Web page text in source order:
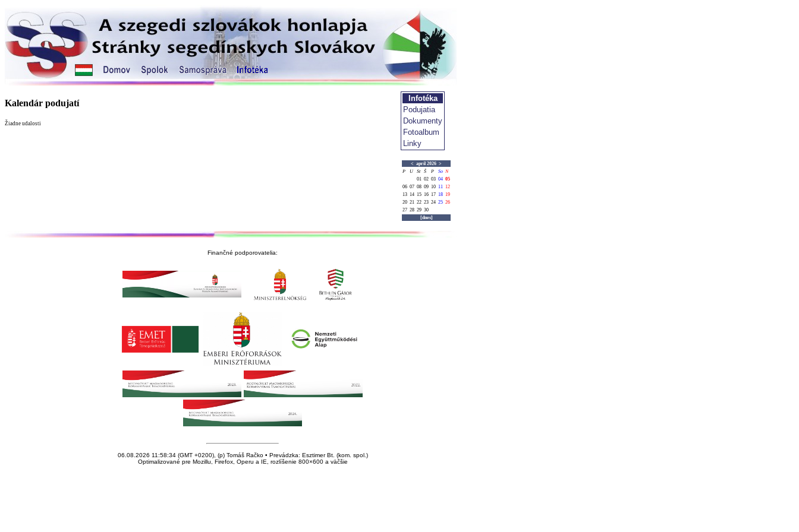
Kalendár podujatí
Žiadne udalosti
Infotéka
Podujatia
Dokumenty
Fotoalbum
Linky
< apríl 2026 >
P
U St Š P So N
01 02 03 04 05
06 07 08 09 10 11 12
13 14 15 16 17 18 19
20 21 22 23 24 25 26
27 28 29 30
[dnes]
Finančné podporovatelia:
06.08.2026 11:58:34 (GMT +0200), (p) Tomáš Račko • Prevádzka: Esztimer Bt. (kom. spol.)
Optimalizované pre Mozillu, Firefox, Operu a IE, rozlíšenie 800×600 a väčšie